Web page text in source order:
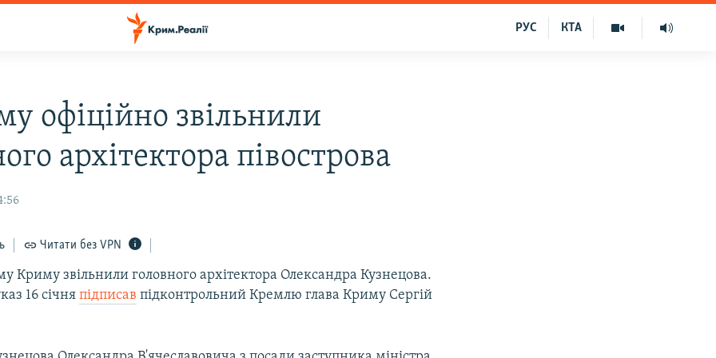
КТА
РУС
офіційно звільнили
архітектора півострова
Читати без VPN
Криму звільнили головного архітектора Олександра Кузнецова.
16 січняпідписав підконтрольний Кремлю глава Криму Сергій